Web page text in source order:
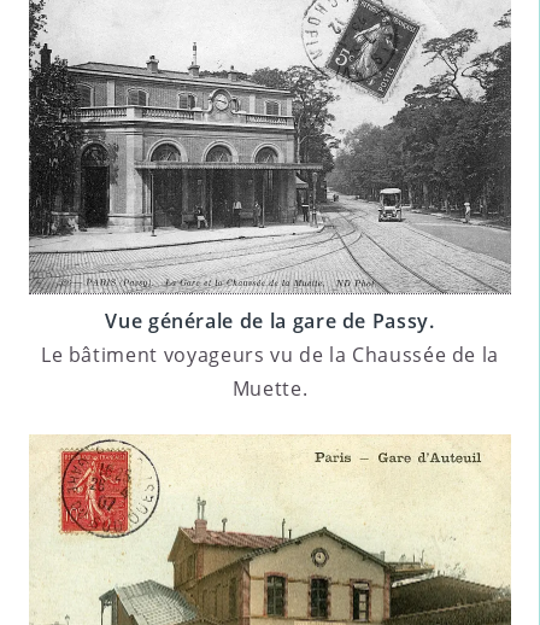
Vue générale de la gare de Passy.
Le bâtiment voyageurs vu de la Chaussée de la
Muette.